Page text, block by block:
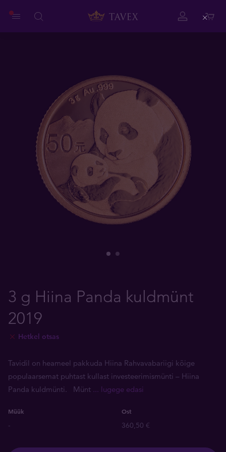
3 g Hiina Panda kuldmünt
2019
Hetkel otsas
Tavidil on heameel pakkuda Hiina Rahvavabariigi kõige
populaarsemat puhtast kullast investeerimismünti – Hiina
Panda kuldmünti. Münt ... lugege edasi
Müük Ost
- 360,50 €
Close